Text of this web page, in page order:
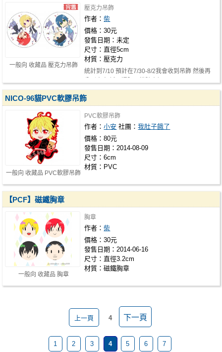
一般向 收藏品 壓克力吊飾
壓克力吊飾
作者：柴
價格：30元
發售日期：未定
尺寸：直徑5cm
材質：壓克力
統計到7/10 預計在7/30-8/2我會收到吊飾 然後再
一般向 收藏品 PVC軟膠吊飾
NICO-96貓PVC軟膠吊飾
PVC軟膠吊飾
作者：小安 社團：我肚子餓了
價格：80元
發售日期：2014-08-09
尺寸：6cm
材質：PVC
一般向 收藏品 胸章
【PCF】磁鐵胸章
胸章
作者：柴
價格：30元
發售日期：2014-06-16
尺寸：直徑3.2cm
材質：磁鐵胸章
上一頁 4 下一頁
1 2 3 4 5 6 7